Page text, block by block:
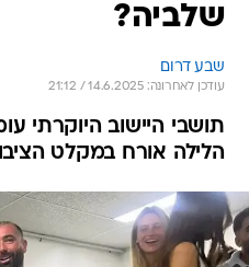
שלביה?
שבע דרום
עודכן לאחרונה: 14.6.2025 / 21:12
תושבי היישוב היוקרתי
הלילה אורח במקלט